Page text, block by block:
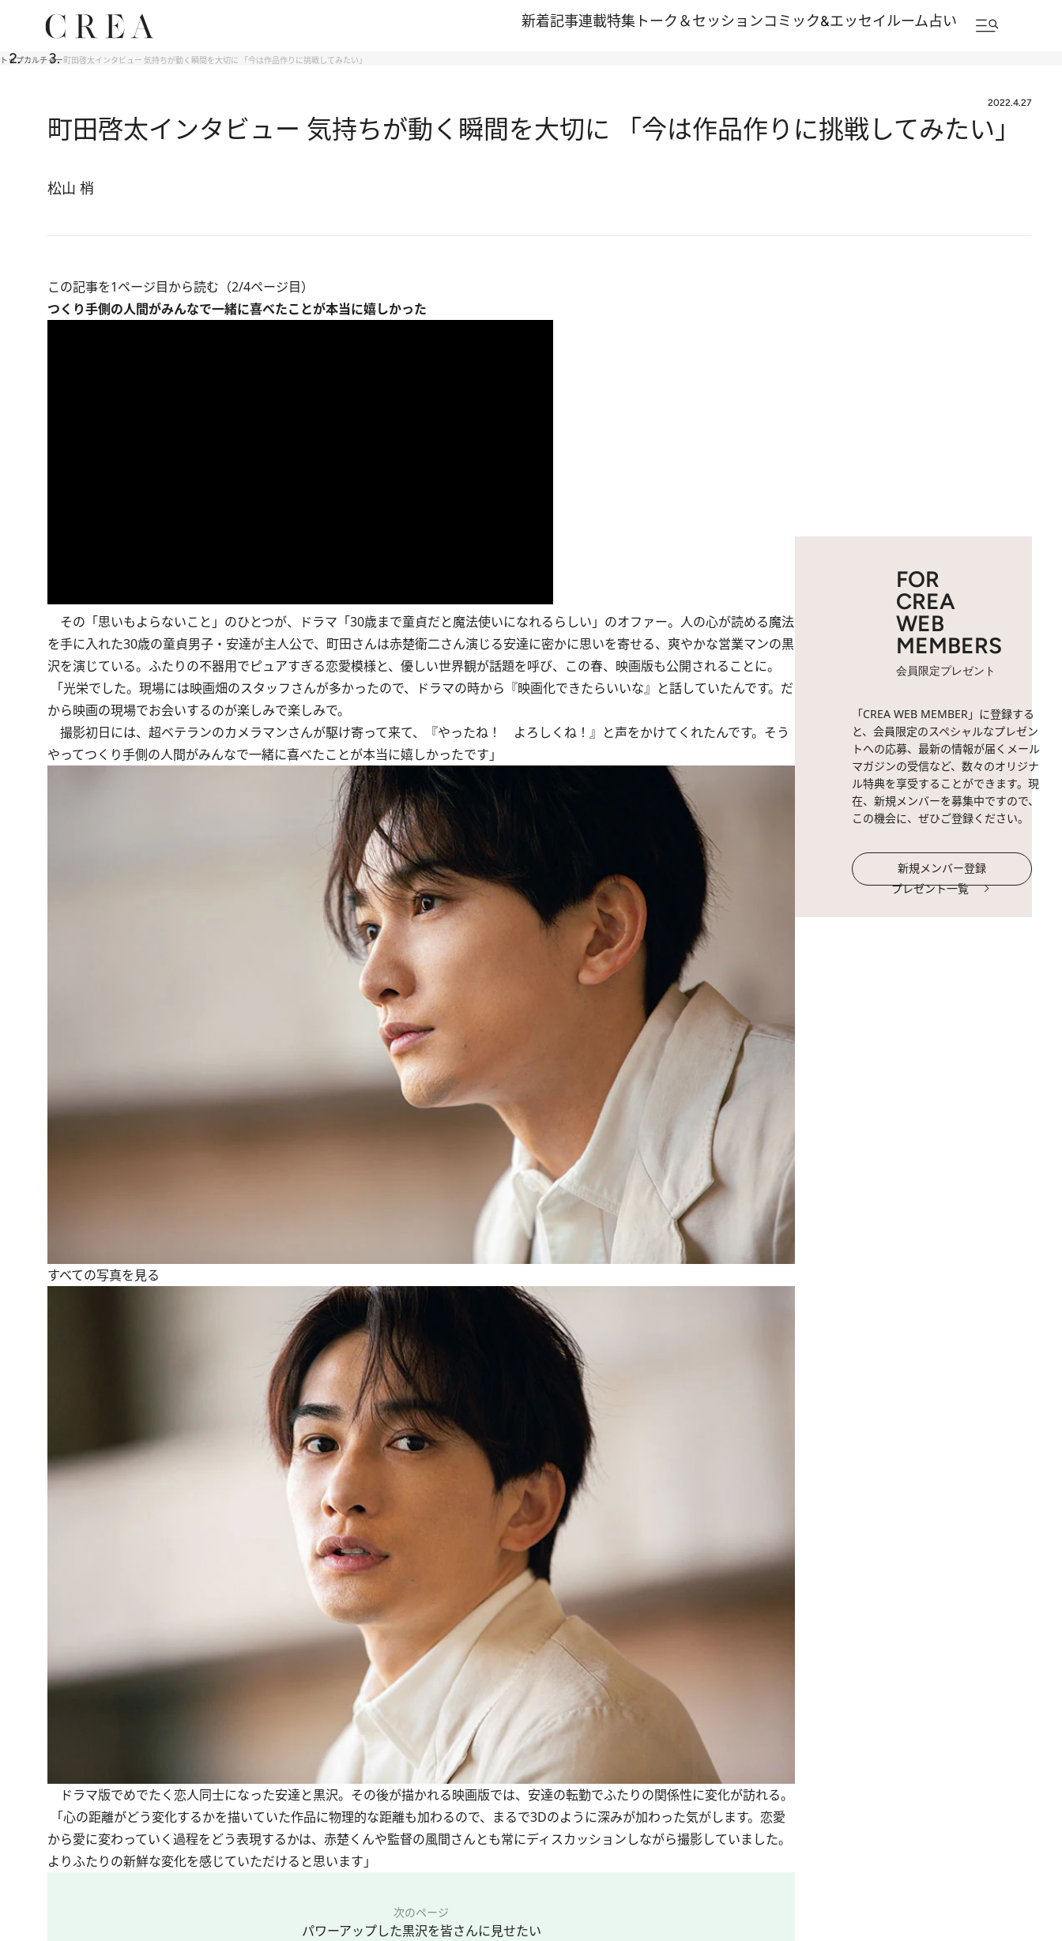
新着記事連載特集 トーク＆セッションコミック&エッセイルーム占い
トップカルチャー町田啓太インタビュー 気持ちが動く瞬間を大切に 「今は作品作りに挑戦してみたい」
2022.4.27
町田啓太インタビュー 気持ちが動く瞬間を大切に 「今は作品作りに挑戦してみたい」
松山 梢
この記事を1ページ目から読む（2/4ページ目）
つくり手側の人間がみんなで一緒に喜べたことが本当に嬉しかった
その「思いもよらないこと」のひとつが、ドラマ「30歳まで童貞だと魔法使いになれるらしい」のオファー。人の心が読める魔法
を手に入れた30歳の童貞男子・安達が主人公で、町田さんは赤楚衛二さん演じる安達に密かに思いを寄せる、爽やかな営業マンの黒
沢を演じている。ふたりの不器用でピュアすぎる恋愛模様と、優しい世界観が話題を呼び、この春、映画版も公開されることに。
「光栄でした。現場には映画畑のスタッフさんが多かったので、ドラマの時から『映画化できたらいいな』と話していたんです。だ
から映画の現場でお会いするのが楽しみで楽しみで。
撮影初日には、超ベテランのカメラマンさんが駆け寄って来て、『やったね！ よろしくね！』と声をかけてくれたんです。そう
やってつくり手側の人間がみんなで一緒に喜べたことが本当に嬉しかったです」
すべての写真を見る
ドラマ版でめでたく恋人同士になった安達と黒沢。その後が描かれる映画版では、安達の転勤でふたりの関係性に変化が訪れる。
「心の距離がどう変化するかを描いていた作品に物理的な距離も加わるので、まるで3Dのように深みが加わった気がします。恋愛
から愛に変わっていく過程をどう表現するかは、赤楚くんや監督の風間さんとも常にディスカッションしながら撮影していました。
よりふたりの新鮮な変化を感じていただけると思います」
次のページ
パワーアップした黒沢を皆さんに見せたい
FOR
CREA
WEB
MEMBERS
会員限定プレゼント
「CREA WEB MEMBER」に登録する
と、会員限定のスペシャルなプレゼン
トへの応募、最新の情報が届くメール
マガジンの受信など、数々のオリジナ
ル特典を享受することができます。現
在、新規メンバーを募集中ですので、
この機会に、ぜひご登録ください。
新規メンバー登録
プレゼント一覧